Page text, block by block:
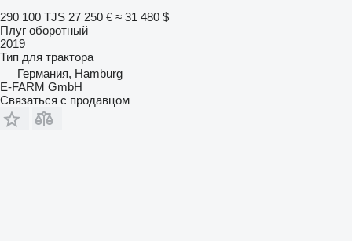
290 100 TJS 27 250 € ≈ 31 480 $
Плуг оборотный
2019
Тип для трактора
Германия, Hamburg
E-FARM GmbH
Связаться с продавцом